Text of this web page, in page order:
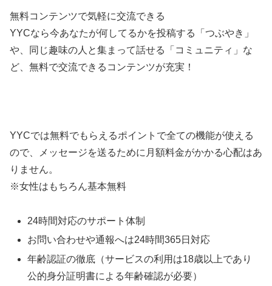
無料コンテンツで気軽に交流できる
YYCなら今あなたが何してるかを投稿する「つぶやき」
や、同じ趣味の人と集まって話せる「コミュニティ」な
ど、無料で交流できるコンテンツが充実！
YYCでは無料でもらえるポイントで全ての機能が使える
ので、メッセージを送るために月額料金がかかる心配はあ
りません。
※女性はもちろん基本無料
24時間対応のサポート体制
お問い合わせや通報へは24時間365日対応
年齢認証の徹底（サービスの利用は18歳以上であり
公的身分証明書による年齢確認が必要）